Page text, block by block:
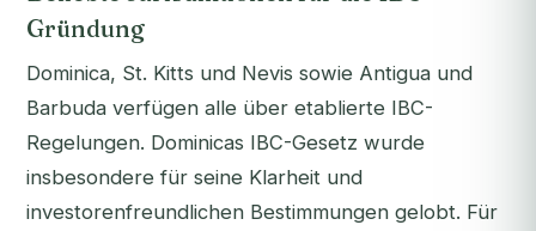
Gründung
Dominica, St. Kitts und Nevis sowie Antigua und
Barbuda verfügen alle über etablierte IBC-
Regelungen. Dominicas IBC-Gesetz wurde
insbesondere für seine Klarheit und
investorenfreundlichen Bestimmungen gelobt. Für